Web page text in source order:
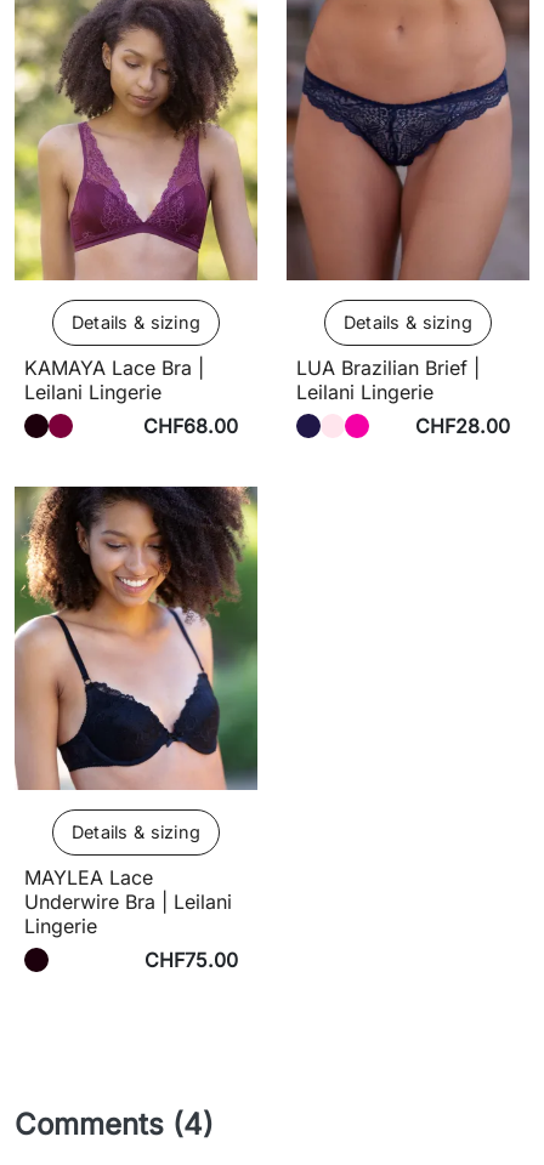
Details & sizing
KAMAYA Lace Bra |
Leilani Lingerie
CHF68.00
Details & sizing
LUA Brazilian Brief |
Leilani Lingerie
CHF28.00
Details & sizing
MAYLEA Lace
Underwire Bra | Leilani
Lingerie
CHF75.00
Comments (4)